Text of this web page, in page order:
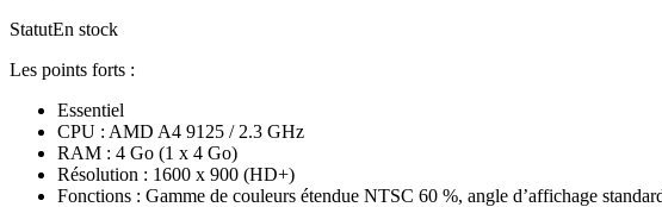
StatutEn stock
Les points forts :
Essentiel
CPU : AMD A4 9125 / 2.3 GHz
RAM : 4 Go (1 x 4 Go)
Résolution : 1600 x 900 (HD+)
Fonctions : Gamme de couleurs étendue NTSC 60 %, angle d’affichage